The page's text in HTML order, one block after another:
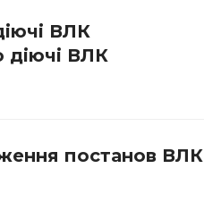
ВЛК
діючі ВЛК
постанов ВЛК